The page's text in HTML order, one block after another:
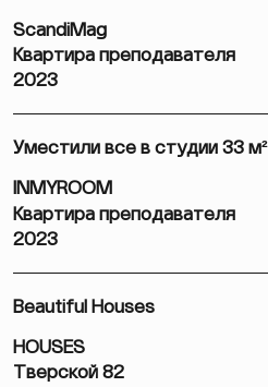
ScandiMag
Квартира преподавателя
2023
Уместили все в студии 33
INMYROOM
Квартира преподавателя
2023
Beautiful Houses
HOUSES
Тверской 82